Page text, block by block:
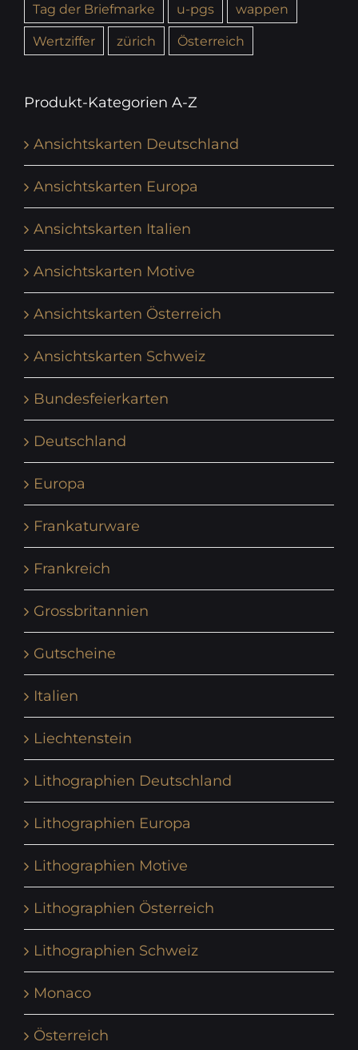
Tag der Briefmarke
u-pgs
wappen
Wertziffer
zürich Österreich
Produkt-Kategorien A-Z
Ansichtskarten Deutschland
Ansichtskarten Europa
Ansichtskarten Italien
Ansichtskarten Motive
Ansichtskarten Österreich
Ansichtskarten Schweiz
Bundesfeierkarten
Deutschland
Europa
Frankaturware
Frankreich
Grossbritannien
Gutscheine
Italien
Liechtenstein
Lithographien Deutschland
Lithographien Europa
Lithographien Motive
Lithographien Österreich
Lithographien Schweiz
Monaco
Österreich